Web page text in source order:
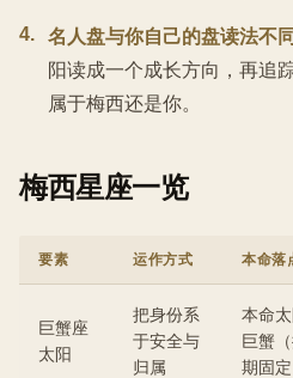
4. 名人盘与你自己的盘读法不同
阳读成一个成长方向，再
属于梅西还是你。
梅西星座一览
要素 运作方式 本命落
巨蟹座
太阳
把身份系
于安全与
归属
本命
巨蟹
期固定